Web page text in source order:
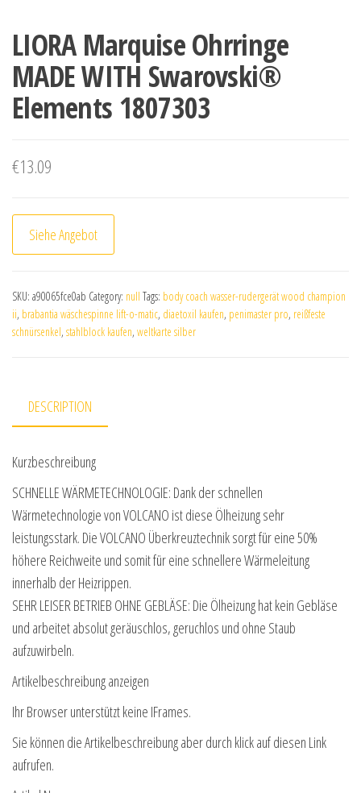
LIORA Marquise Ohrringe
MADE WITH Swarovski®
Elements 1807303
€13.09
Siehe Angebot
SKU: a90065fce0ab Category: null Tags: body coach wasser-rudergerät wood champion
ii, brabantia wäschespinne lift-o-matic, diaetoxil kaufen, penimaster pro, reißfeste
schnürsenkel, stahlblock kaufen, weltkarte silber
DESCRIPTION
Kurzbeschreibung
SCHNELLE WÄRMETECHNOLOGIE: Dank der schnellen
Wärmetechnologie von VOLCANO ist diese Ölheizung sehr
leistungsstark. Die VOLCANO Überkreuztechnik sorgt für eine 50%
höhere Reichweite und somit für eine schnellere Wärmeleitung
innerhalb der Heizrippen.
SEHR LEISER BETRIEB OHNE GEBLÄSE: Die Ölheizung hat kein Gebläse
und arbeitet absolut geräuschlos, geruchlos und ohne Staub
aufzuwirbeln.
Artikelbeschreibung anzeigen
Ihr Browser unterstützt keine IFrames.
Sie können die Artikelbeschreibung aber durch klick auf diesen Link
aufrufen.